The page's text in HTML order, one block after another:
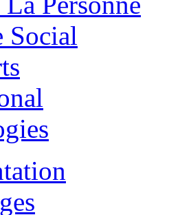
Social